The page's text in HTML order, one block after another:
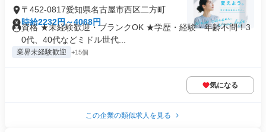
〒452-0817愛知県名古屋市西区二方町
時給2232円～4068円
資格 ★未経験歓迎・ブランクOK ★学歴・経験・年齢不問！3
0代、40代などミドル世代...
業界未経験歓迎 +15個
気になる
この企業の類似求人を見る